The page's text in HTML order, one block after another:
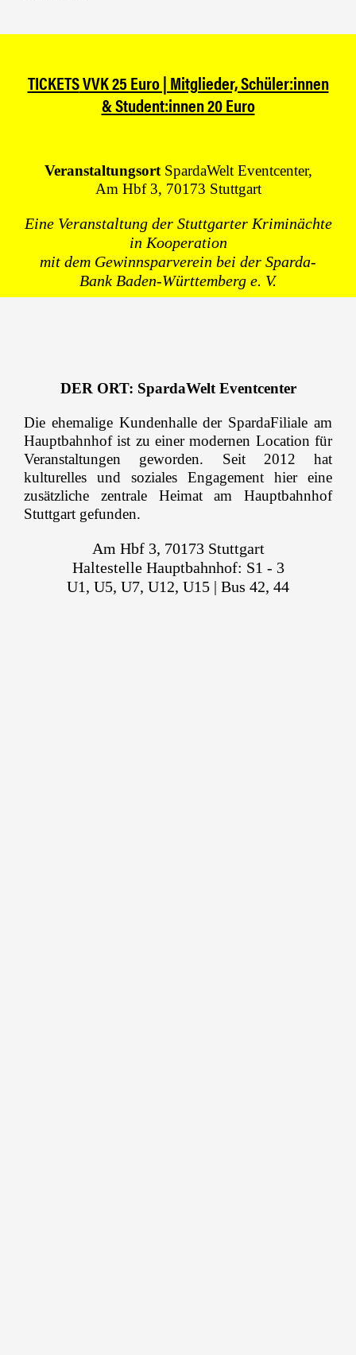
TICKETSVVK 25 Euro | Mitglieder, Schüler:innen
& Student:innen 20 Euro
VeranstaltungsortSpardaWelt Eventcenter,
Am Hbf 3, 70173 Stuttgart
Eine Veranstaltung der Stuttgarter Kriminächte
in Kooperation
mit dem Gewinnsparverein bei der Sparda-
Bank Baden-Württemberg e. V.
DER ORT: SpardaWelt Eventcenter
Die ehemalige Kundenhalle der SpardaFiliale am
Hauptbahnhof ist zu einer modernen Location für
Veranstaltungen geworden. Seit 2012 hat
kulturelles und soziales Engagement hier eine
zusätzliche zentrale Heimat am Hauptbahnhof
Stuttgart gefunden.
Am Hbf 3, 70173 Stuttgart
Haltestelle Hauptbahnhof: S1 - 3
U1, U5, U7, U12, U15 | Bus 42, 44